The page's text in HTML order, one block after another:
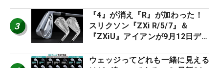
ー』 #女子プロセッティング
3
『4』が消え『R』が加わった！
スリクソン『ZXi R/5/7』＆
『ZXiU』アイアンが9月12日デ
ウェッジってどれも一緒に見える